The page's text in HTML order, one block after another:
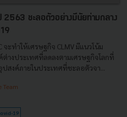
2563 ชะลอตัวอย่างมีนัยท่ามกลาง
จะทำให้เศรษฐกิจ CLMV มีแนวโน้ม
างประเทศที่ลดลงตามเศรษฐกิจโลกที่
สงค์ภายในประเทศที่ชะลอตัวจา...
Team
19